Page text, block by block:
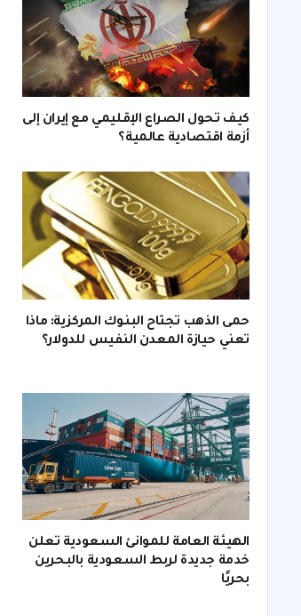
كيف تحول الصراع الإقليمي مع إيران إلى
أزمة اقتصادية عالمية؟
حمى الذهب تجتاح البنوك المركزية: ماذا
تعني حيازة المعدن النفيس للدولار؟
الهيئة العامة للموانئ السعودية تعلن
خدمة جديدة لربط السعودية بالبحرين
بحريًا